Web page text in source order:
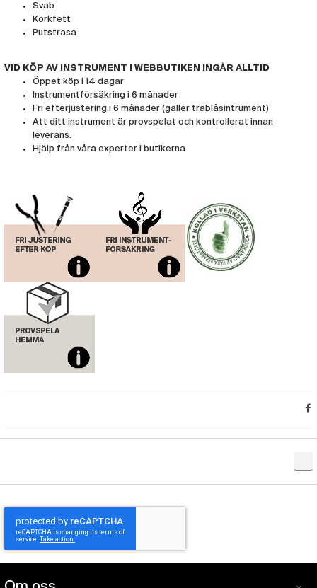
Svab
Korkfett
Putstrasa
VID KÖP AV INSTRUMENT I WEBBUTIKEN INGÅR ALLTID
Öppet köp i 14 dagar
Instrumentförsäkring i 6 månader
Fri efterjustering i 6 månader (gäller träblåsintrument)
Att ditt instrument är provspelat och kontrollerat innan
leverans.
Hjälp från våra experter i butikerna